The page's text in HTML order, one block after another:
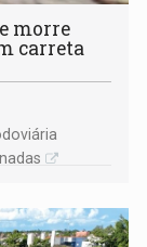
morre
carreta